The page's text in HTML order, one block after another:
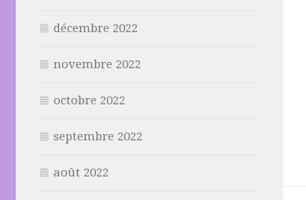
décembre 2022
novembre 2022
octobre 2022
septembre 2022
août 2022